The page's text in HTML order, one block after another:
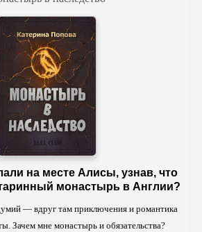
на месте Алисы, узнав, что
монастырь в Англии?
— вдруг там приключения и романтика
Зачем мне монастырь и обязательства?